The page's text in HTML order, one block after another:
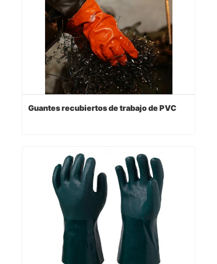
Guantes recubiertos de trabajo de PVC